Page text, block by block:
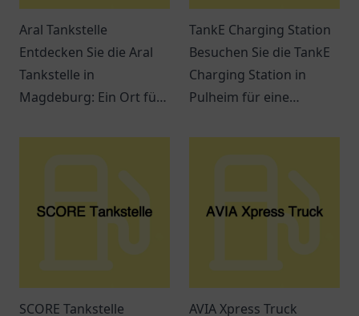
Aral Tankstelle
Entdecken Sie die Aral
Tankstelle in
Magdeburg: Ein Ort für
Snacks und freundlichen
TankE Charging Station
Besuchen Sie die TankE
Charging Station in
Pulheim für eine
Lademöglichkeit für Ihr
SCORE Tankstelle AVIA Xpress Truck